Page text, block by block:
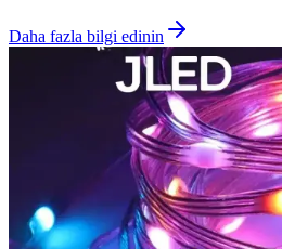
Daha fazla bilgi edinin